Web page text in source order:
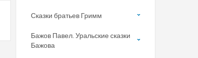
Сказки братьев Гримм
Бажов Павел. Уральские сказки
Бажова